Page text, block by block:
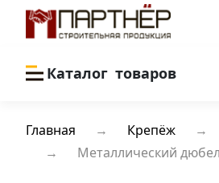
Каталог товаров
Главная Крепёж
Металлический